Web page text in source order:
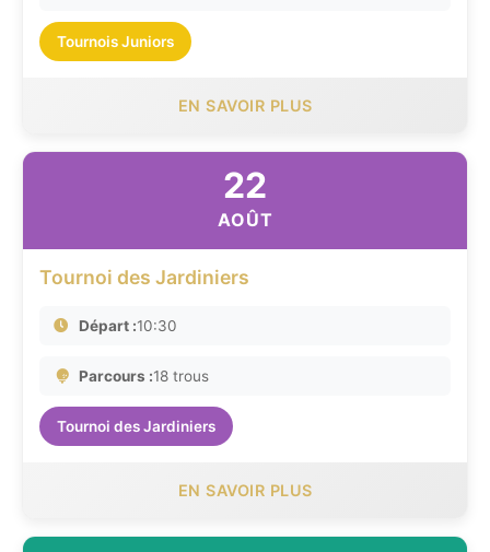
Tournois Juniors
EN SAVOIR PLUS
22
AOÛT
Tournoi des Jardiniers
Départ :10:30
Parcours :18 trous
Tournoi des Jardiniers
EN SAVOIR PLUS